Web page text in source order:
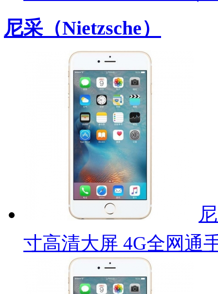
尼采（Nietzsche）
寸高清大屏 4G全网通